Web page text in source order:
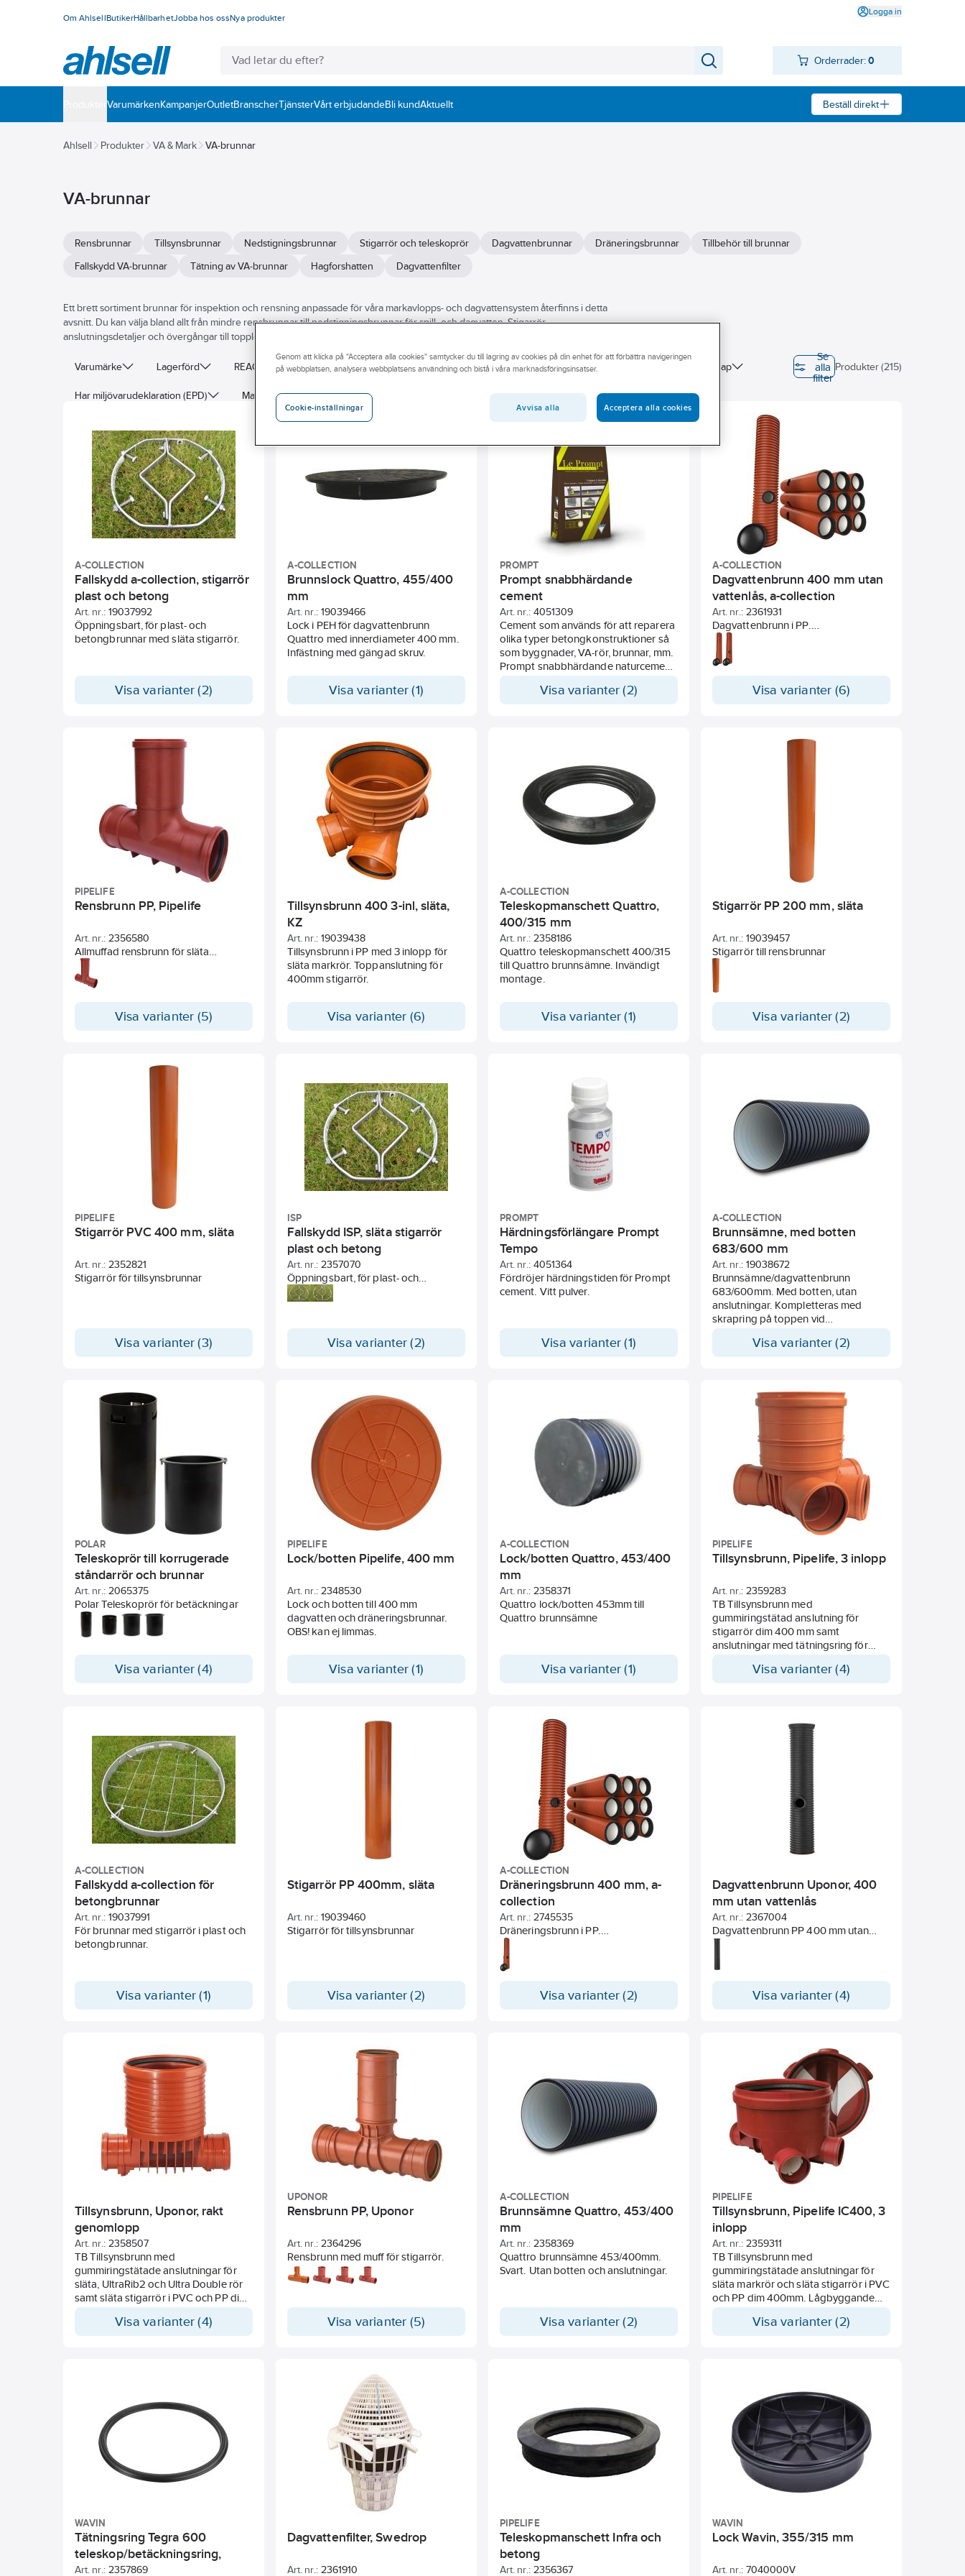
Om AhlsellButikerHållbarhetJobba hos ossNya produkter
Logga in
Orderrader: 0
VarumärkenKampanjerOutletBranscherTjänsterVårt erbjudandeBli kundAktuellt Beställ direkt
Ahlsell Produkter VA & Mark VA-brunnar
VA-brunnar
Rensbrunnar Tillsynsbrunnar Nedstigningsbrunnar Stigarrör och teleskoprör Dagvattenbrunnar Dräneringsbrunnar
Tillbehör till brunnar
Fallskydd VA-brunnar
Tätning av VA-brunnar Hagforshatten Dagvattenfilter
Ett brett sortiment brunnar för inspektion och rensning anpassade för våra markavlopps- och dagvattensystem återfinns i detta
avsnitt. Du kan välja bland allt från mindre rensbrunnar till nedstigningsbrunnar för spill- och dagvatten. Stigarrör,
anslutningsdetaljer och övergångar till topplösningar så som gatugods finns i ett brett urval.
Varumärke Lagerförd REACH – Fri från Kandidatämne Byggvarubedömningen Sunda hus Egenskap
Har miljövarudeklaration (EPD) Material Färg Innerdiameter Anslutning Dimension
Vattengång till färdig mark Med flödesprofil Färg
Längd
Se
alla
filter
Produkter (215)
A-COLLECTION
Fallskydd a-collection, stigarrör
plast och betong
Art. nr.: 19037992
Öppningsbart, för plast- och
betongbrunnar med släta stigarrör.
Visa varianter (2)
A-COLLECTION
Brunnslock Quattro, 455/400
mm
Art. nr.: 19039466
Lock i PEH för dagvattenbrunn
Quattro med innerdiameter 400 mm.
Infästning med gängad skruv.
Visa varianter (1)
PROMPT
Prompt snabbhärdande
cement
Art. nr.: 4051309
Cement som används för att reparera
olika typer betongkonstruktioner så
som byggnader, VA-rör, brunnar, mm.
Prompt snabbhärdande naturcement
rumstemperatur vid blandning
Cementen går att använda under
vatten och resistens sulfatiskt vatten
samt ett flertal kemikalier. Rådgör
med leverantören vid tveksamheter.
Visa varianter (2)
A-COLLECTION
Dagvattenbrunn 400 mm utan
vattenlås, a-collection
Art. nr.: 2361931
Dagvattenbrunn i PP.
Dubbelväggskonstruktion med vit
slät insida. Dim 400 mm med 70 liters
sandfång. Svetsad botten och utan
teleskopmanschett för 315 mm
Visa varianter (6)
PIPELIFE
Rensbrunn PP, Pipelife
Art. nr.: 2356580
Allmuffad rensbrunn för släta
markavloppsrör. Övergångsdetaljer
monteras för anslutning av Pragma-
Visa varianter (5)
Tillsynsbrunn 400 3-inl, släta,
KZ
Art. nr.: 19039438
Tillsynsbrunn i PP med 3 inlopp för
släta markrör. Toppanslutning för
400mm stigarrör.
Visa varianter (6)
A-COLLECTION
Teleskopmanschett Quattro,
400/315 mm
Art. nr.: 2358186
Quattro teleskopmanschett 400/315
till Quattro brunnsämne. Invändigt
montage.
Visa varianter (1)
Stigarrör PP 200 mm, släta
Art. nr.: 19039457
Stigarrör till rensbrunnar
Visa varianter (2)
PIPELIFE
Stigarrör PVC 400 mm, släta
Art. nr.: 2352821
Stigarrör för tillsynsbrunnar
Visa varianter (3)
ISP
Fallskydd ISP, släta stigarrör
plast och betong
Art. nr.: 2357070
Öppningsbart, för plast- och
betongbrunnar med släta stigarrör.
Visa varianter (2)
PROMPT
Härdningsförlängare Prompt
Tempo
Art. nr.: 4051364
Fördröjer härdningstiden för Prompt
cement. Vitt pulver.
Visa varianter (1)
A-COLLECTION
Brunnsämne, med botten
683/600 mm
Art. nr.: 19038672
Brunnsämne/dagvattenbrunn
683/600mm. Med botten, utan
anslutningar. Kompletteras med
skrapring på toppen vid
Visa varianter (2)
POLAR
Teleskoprör till korrugerade
ståndarrör och brunnar
Art. nr.: 2065375
Polar Teleskoprör för betäckningar
Visa varianter (4)
PIPELIFE
Lock/botten Pipelife, 400 mm
Art. nr.: 2348530
Lock och botten till 400 mm
dagvatten och dräneringsbrunnar.
OBS! kan ej limmas.
Visa varianter (1)
A-COLLECTION
Lock/botten Quattro, 453/400
mm
Art. nr.: 2358371
Quattro lock/botten 453mm till
Quattro brunnsämne
Visa varianter (1)
PIPELIFE
Tillsynsbrunn, Pipelife, 3 inlopp
Art. nr.: 2359283
TB Tillsynsbrunn med
gummiringstätad anslutning för
stigarrör dim 400 mm samt
anslutningar med tätningsring för
med anslutning 250 mm och större
ska klickring monteras.
Visa varianter (4)
A-COLLECTION
Fallskydd a-collection för
betongbrunnar
Art. nr.: 19037991
För brunnar med stigarrör i plast och
betongbrunnar.
Visa varianter (1)
Stigarrör PP 400mm, släta
Art. nr.: 19039460
Stigarrör för tillsynsbrunnar
Visa varianter (2)
A-COLLECTION
Dräneringsbrunn 400 mm, a-
collection
Art. nr.: 2745535
Dräneringsbrunn i PP.
Dubbelväggskonstruktion med vit
slät insida. Dim 400 mm med 70 liters
sandfång. Svetsad botten och utan
Höjd från botten till vattengång
Visa varianter (2)
Dagvattenbrunn Uponor, 400
mm utan vattenlås
Art. nr.: 2367004
Dagvattenbrunn PP 400 mm utan
vattenlås. Inklusive
teleskopmanschett för betäckning.
Visa varianter (4)
Tillsynsbrunn, Uponor, rakt
genomlopp
Art. nr.: 2358507
TB Tillsynsbrunn med
gummiringstätade anslutningar för
släta, UltraRib2 och Ultra Double rör
samt släta stigarrör i PVC och PP dim
Visa varianter (4)
UPONOR
Rensbrunn PP, Uponor
Art. nr.: 2364296
Rensbrunn med muff för stigarrör.
Visa varianter (5)
A-COLLECTION
Brunnsämne Quattro, 453/400
mm
Art. nr.: 2358369
Quattro brunnsämne 453/400mm.
Svart. Utan botten och anslutningar.
Visa varianter (2)
PIPELIFE
Tillsynsbrunn, Pipelife IC400, 3
inlopp
Art. nr.: 2359311
TB Tillsynsbrunn med
gummiringstätade anslutningar för
släta markrör och släta stigarrör i PVC
och PP dim 400mm. Lågbyggande
vallningsinsatser.
Visa varianter (2)
WAVIN
Tätningsring Tegra 600
teleskop/betäckningsring,
Wavin
Art. nr.: 2357869
Dagvattenfilter, Swedrop
Art. nr.: 2361910
PIPELIFE
Teleskopmanschett Infra och
betong
Art. nr.: 2356367
WAVIN
Lock Wavin, 355/315 mm
Art. nr.: 7040000V
Genom att klicka på "Acceptera alla cookies" samtycker du till lagring av cookies på din enhet för att förbättra navigeringen
på webbplatsen, analysera webbplatsens användning och bistå i våra marknadsföringsinsatser.
Cookie-inställningar Avvisa alla Acceptera alla cookies